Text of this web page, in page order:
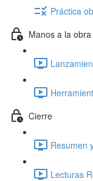
Práctica
Manos a la obra
Cierre
Resumen
Lecturas